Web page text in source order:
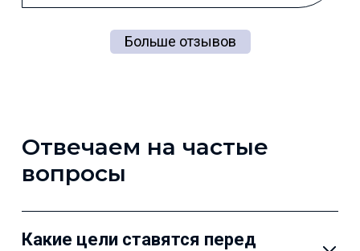
Больше отзывов
Отвечаем на частые
вопросы
Какие цели ставятся перед